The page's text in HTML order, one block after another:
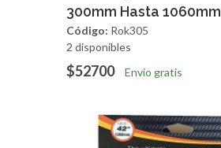
300mm Hasta 1060mm
Código: Rok305
2 disponibles
$52700 Envío gratis